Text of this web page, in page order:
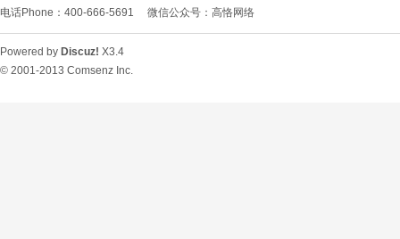
电话Phone：400-666-5691 微信公众号：高恪网络
Powered by Discuz! X3.4
© 2001-2013 Comsenz Inc.